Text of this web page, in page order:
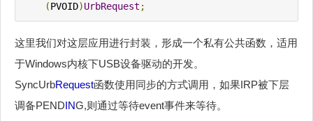
(PVOID)UrbRequest ;
这里我们对这层应用进行封装，形成一个私有公共函数，适用
于Windows内核下USB设备驱动的开发。
SyncUrbRequest函数使用同步的方式调用，如果IRP被下层
调备PENDING,则通过等待event事件来等待。